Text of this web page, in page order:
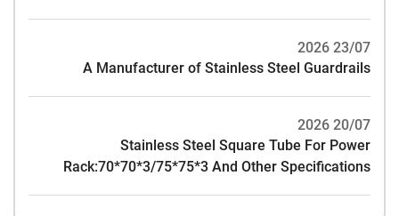
23/07 2026
A Manufacturer of Stainless Steel Guardrails
20/07 2026
Stainless Steel Square Tube For Power
Rack:70*70*3/75*75*3 And Other Specifications